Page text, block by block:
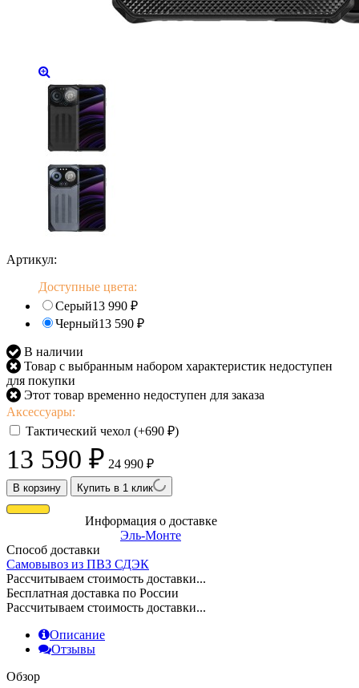
Артикул:
Доступные цвета:
Серый13 990 ₽
Черный13 590 ₽
В наличии
Товар с выбранным набором характеристик недоступен
для покупки
Этот товар временно недоступен для заказа
Аксессуары:
Тактический чехол (+690 ₽)
13 590 ₽ 24 990 ₽
В корзину Купить в 1 клик
Информация о доставке
Эль-Монте
Способ доставки
Самовывоз из ПВЗ СДЭК
Рассчитываем стоимость доставки...
Бесплатная доставка по России
Рассчитываем стоимость доставки...
Описание
Отзывы
Обзор